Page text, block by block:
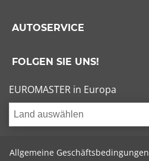
AUTOSERVICE
FOLGEN SIE UNS!
EUROMASTER in Europa
Land auswählen
Allgemeine Geschäftsbedingungen